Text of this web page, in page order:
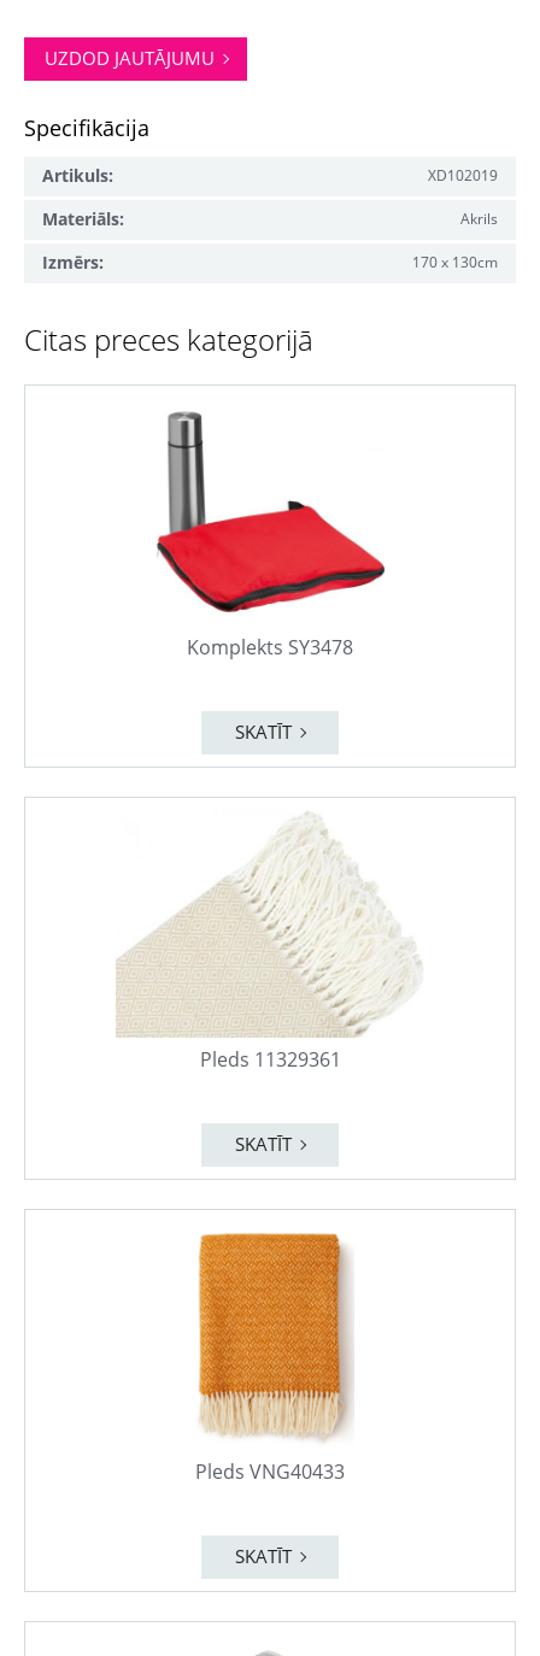
UZDOD JAUTĀJUMU
Specifikācija
Artikuls: XD102019
Materiāls: Akrils
Izmērs: 170 x 130cm
Citas preces kategorijā
Komplekts SY3478
SKATĪT
Pleds 11329361
SKATĪT
Pleds VNG40433
SKATĪT